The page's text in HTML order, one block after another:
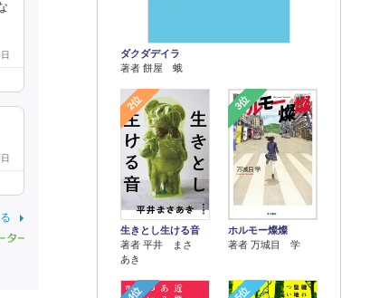
ダクダデイラ
著者 餅屋 蛾
2位
生きとし生ける音
著者 平井 まさ
あき
3位
ホルモー燦燦
著者 万城目 学
4位 5位